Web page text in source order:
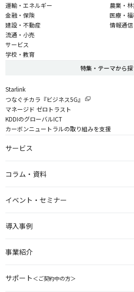
運輸・エネルギー
金融・保険
建設・不動産
流通・小売
サービス
学校・教育
農業・
医療・福
情報通信
特集・テーマから
Starlink
つなぐチカラ『ビジネス5G』
マネージド ゼロトラスト
KDDIのグローバルICT
カーボンニュートラルの取り組みを支援
サービス
コラム・資料
イベント・セミナー
導入事例
事業紹介
サポート＜ご契約中の方＞